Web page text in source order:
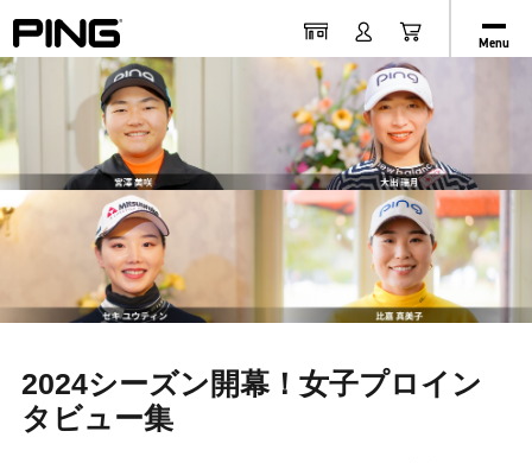
Menu
2024シーズン開幕！女子プロイン
タビュー集